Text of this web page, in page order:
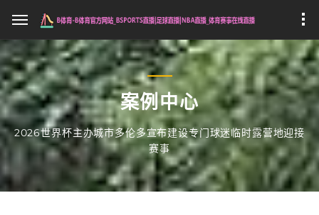
案例中心
2026世界杯主办城市多伦多宣布建设专门球迷临时露营地迎接
赛事